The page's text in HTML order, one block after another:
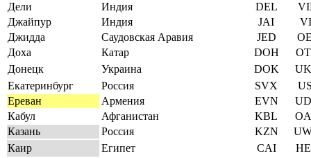
Дели
Индия DEL
Джайпур
Индия JAI
Джидда
Саудовская Аравия JED
Доха
Катар DOH
Донецк
Украина DOK
Екатеринбург
Россия SVX
Ереван
Армения EVN
Кабул
Афганистан KBL
Казань
Россия KZN
Каир
Египет CAI